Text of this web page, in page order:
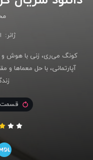
ژانر:
کونگ می‌ری، زنی با هوش و
آپارتمانی، با حل معماها و
قسمت